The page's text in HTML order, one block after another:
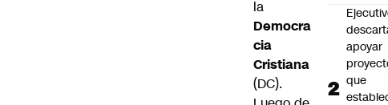
la
Democra
cia
Cristiana
(DC).
apoyar
que